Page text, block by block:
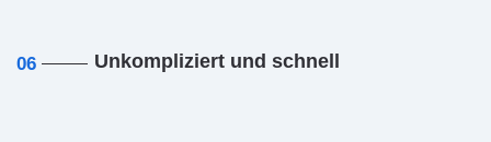
06 Unkompliziert und schnell